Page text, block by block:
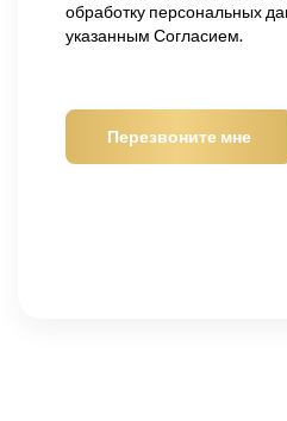
обработку персональных
указанным Согласием.
это
пустым.